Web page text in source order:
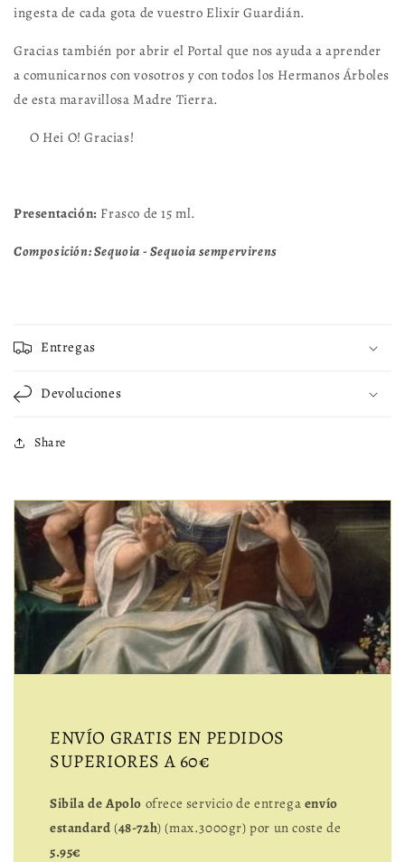
ingesta de cada gota de vuestro Elixir Guardián.
Gracias también por abrir el Portal que nos ayuda a aprender
a comunicarnos con vosotros y con todos los Hermanos Árboles
de esta maravillosa Madre Tierra.
O Hei O! Gracias!
Presentación: Frasco de 15 ml.
Composición: Sequoia - Sequoia sempervirens
Entregas
Devoluciones
Share
ENVÍO GRATIS EN PEDIDOS
SUPERIORES A 60€
Sibila de Apolo ofrece servicio de entrega envío
estandard (48-72h) (max.3000gr) por un coste de
5.95€